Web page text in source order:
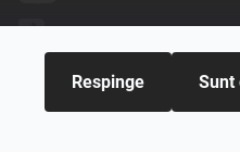
Respinge Sunt